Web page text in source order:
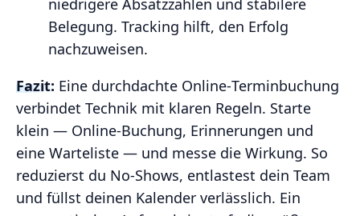
Belegung. Tracking hilft, den Erfolg
nachzuweisen.
Fazit: Eine durchdachte Online‑Terminbuchung
verbindet Technik mit klaren Regeln. Starte
klein — Online‑Buchung, Erinnerungen und
eine Warteliste — und messe die Wirkung. So
reduzierst du No‑Shows, entlastest dein Team
und füllst deinen Kalender verlässlich. Ein